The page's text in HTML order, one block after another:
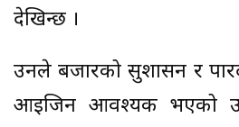
देखिन्छ ।
उनले बजारको सुशासन र
आइजिन आवश्यक भएको